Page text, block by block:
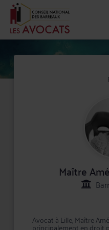
Maître
Avocat à Lille, Maître
principalement en droit